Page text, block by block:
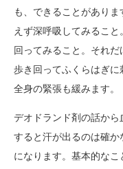
も、できることがあり
えず深呼吸してみるこ
回ってみること。それだ
歩き回ってふくらはぎに
全身の緊張も緩みます。
デオドランド剤の話か
すると汗が出るのは確
になります。基本的なこ